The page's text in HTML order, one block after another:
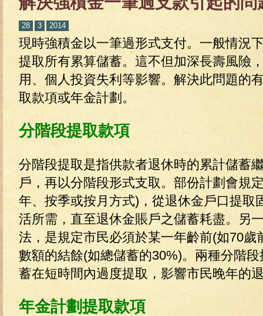
28 3 2014
現時強積金以一筆過形式支付。一般情況
提取所有累算儲蓄。這不但加深長壽風險
用、個人投資失利等影響。解決此問題的
取款項或年金計劃。
分階段提取款項
分階段提取是指供款者退休時的累計儲蓄
戶，再以分階段形式支取。部份計劃會規
年、按季或按月方式)，從退休金戶口提取
活所需，直至退休金賬戶之儲蓄耗盡。另
法，是規定市民必須於某一年齡前(如70歲
數額的結餘(如總儲蓄的30%)。兩種分階
蓄在短時間內過度提取，影響市民晚年的
年金計劃提取款項